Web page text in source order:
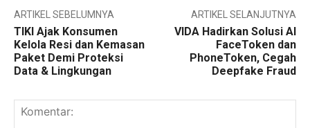
ARTIKEL SEBELUMNYA
TIKI Ajak Konsumen
Kelola Resi dan Kemasan
Paket Demi Proteksi
Data & Lingkungan
ARTIKEL SELANJUTNYA
VIDA Hadirkan Solusi AI
FaceToken dan
PhoneToken, Cegah
Deepfake Fraud